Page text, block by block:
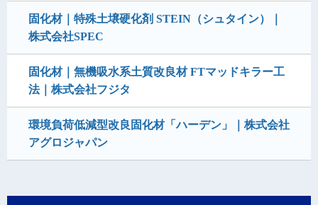
固化材｜特殊土壌硬化剤 STEIN（シュタイン）｜
株式会社SPEC
固化材｜無機吸水系土質改良材 FTマッドキラー工
法｜株式会社フジタ
環境負荷低減型改良固化材「ハーデン」｜株式会社
アグロジャパン